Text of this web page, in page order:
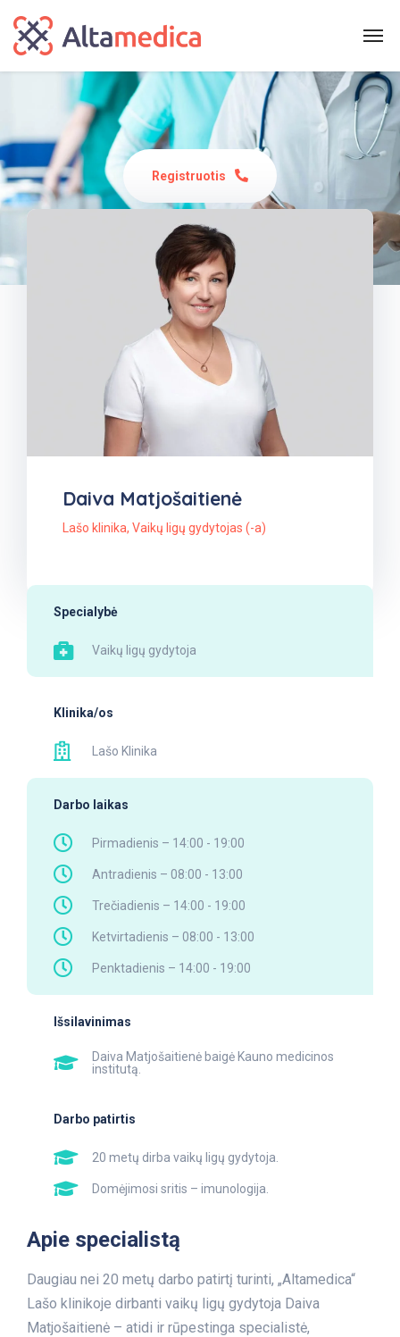
Registruotis
Daiva Matjošaitienė
Lašo klinika, Vaikų ligų gydytojas (-a)
Specialybė
Vaikų ligų gydytoja
Klinika/os
Lašo Klinika
Darbo laikas
Pirmadienis – 14:00 - 19:00
Antradienis – 08:00 - 13:00
Trečiadienis – 14:00 - 19:00
Ketvirtadienis – 08:00 - 13:00
Penktadienis – 14:00 - 19:00
Išsilavinimas
Daiva Matjošaitienė baigė Kauno medicinos
institutą.
Darbo patirtis
20 metų dirba vaikų ligų gydytoja.
Domėjimosi sritis – imunologija.
Apie specialistą
Daugiau nei 20 metų darbo patirtį turinti, „Altamedica“
Lašo klinikoje dirbanti vaikų ligų gydytoja Daiva
Matjošaitienė – atidi ir rūpestinga specialistė,